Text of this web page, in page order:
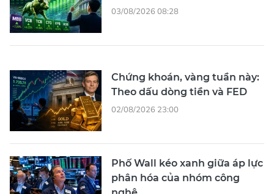
03/08/2026 08:28
Chứng khoán, vàng tuần này:
Theo dấu dòng tiền và FED
02/08/2026 23:00
Phố Wall kéo xanh giữa áp lực
phân hóa của nhóm công